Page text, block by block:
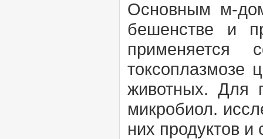
Основным м-
бешенстве и
токсоплазмозе
животных. Для
микробиол.
них продуктов и